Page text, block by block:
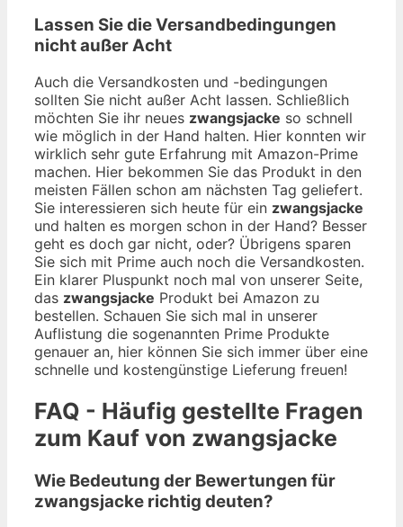
Lassen Sie die Versandbedingungen
nicht außer Acht
Auch die Versandkosten und -bedingungen
sollten Sie nicht außer Acht lassen. Schließlich
möchten Sie ihr neues zwangsjacke so schnell
wie möglich in der Hand halten. Hier konnten wir
wirklich sehr gute Erfahrung mit Amazon-Prime
machen. Hier bekommen Sie das Produkt in den
meisten Fällen schon am nächsten Tag geliefert.
Sie interessieren sich heute für ein zwangsjacke
und halten es morgen schon in der Hand? Besser
geht es doch gar nicht, oder? Übrigens sparen
Sie sich mit Prime auch noch die Versandkosten.
Ein klarer Pluspunkt noch mal von unserer Seite,
das zwangsjacke Produkt bei Amazon zu
bestellen. Schauen Sie sich mal in unserer
Auflistung die sogenannten Prime Produkte
genauer an, hier können Sie sich immer über eine
schnelle und kostengünstige Lieferung freuen!
FAQ - Häufig gestellte Fragen
zum Kauf von zwangsjacke
Wie Bedeutung der Bewertungen für
zwangsjacke richtig deuten?